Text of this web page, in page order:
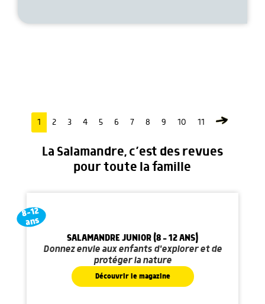
1 2 3 4 5 6 7 8 9 10 11
La Salamandre, c’est des revues
pour toute la famille
8-12
ans
SALAMANDRE JUNIOR (8 - 12 ANS)
Donnez envie aux enfants d'explorer et de
protéger la nature
Découvrir le magazine